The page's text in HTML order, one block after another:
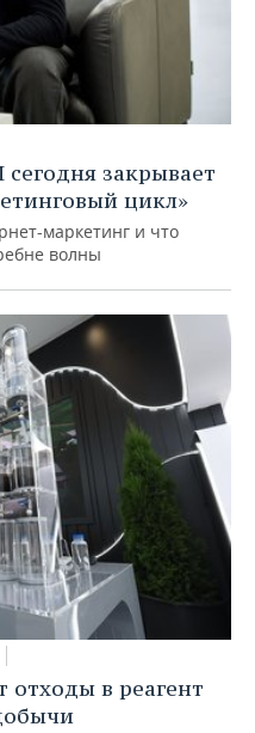
закрывает
цикл»
маркетинг и что
волны
отходы в реагент